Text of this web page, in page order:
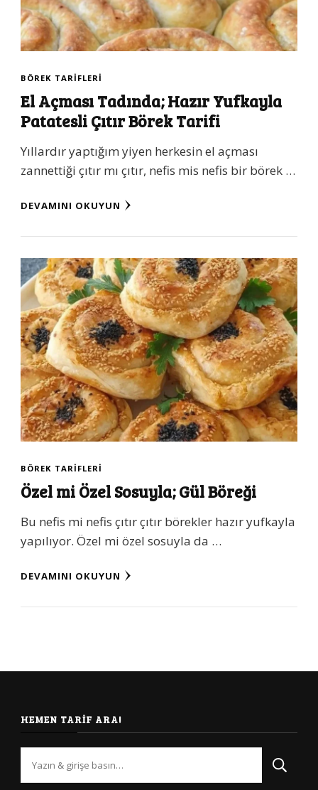
BÖREK TARIFLERI
El Açması Tadında; Hazır Yufkayla
Patatesli Çıtır Börek Tarifi
Yıllardır yaptığım yiyen herkesin el açması
zannettiği çıtır mı çıtır, nefis mis nefis bir börek …
DEVAMINI OKUYUN
BÖREK TARIFLERI
Özel mi Özel Sosuyla; Gül Böreği
Bu nefis mi nefis çıtır çıtır börekler hazır yufkayla
yapılıyor. Özel mi özel sosuyla da …
DEVAMINI OKUYUN
HEMEN TARIF ARA!